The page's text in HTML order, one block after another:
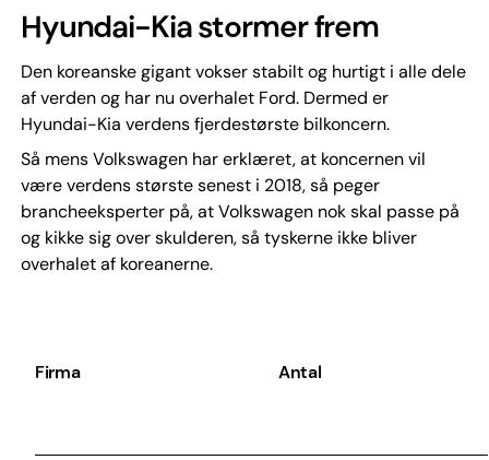
Hyundai-Kia stormer frem
Den koreanske gigant vokser stabilt og hurtigt i alle dele
af verden og har nu overhalet Ford. Dermed er
Hyundai-Kia verdens fjerdestørste bilkoncern.
Så mens Volkswagen har erklæret, at koncernen vil
være verdens største senest i 2018, så peger
brancheeksperter på, at Volkswagen nok skal passe på
og kikke sig over skulderen, så tyskerne ikke bliver
overhalet af koreanerne.
Firma Antal